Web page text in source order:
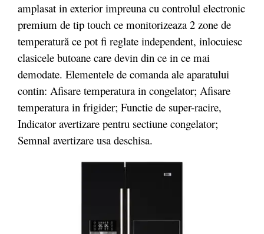
amplasat in exterior impreuna cu controlul electronic
premium de tip touch ce monitorizeaza 2 zone de
temperatură ce pot fi reglate independent, inlocuiesc
clasicele butoane care devin din ce in ce mai
demodate. Elementele de comanda ale aparatului
contin: Afisare temperatura in congelator; Afisare
temperatura in frigider; Functie de super-racire,
Indicator avertizare pentru sectiune congelator;
Semnal avertizare usa deschisa.